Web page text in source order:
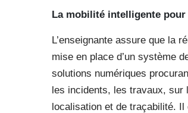
La mobilité intelligente
L’enseignante assure que la
mise en place d’un système
solutions numériques
les incidents, les travaux, sur
localisation et de traçabilité.